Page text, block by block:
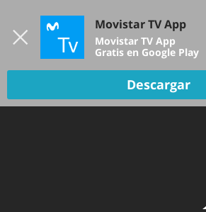
Movistar TV App
Movistar TV App
Gratis en Google Play
Descargar